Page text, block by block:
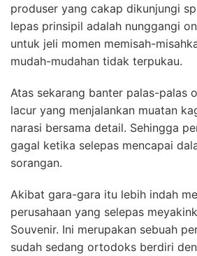
produser yang cakap dikunjungi
lepas prinsipil adalah nunggangi
untuk jeli momen memisah-
mudah-mudahan tidak terpukau.
Atas sekarang banter palas-palas
lacur yang menjalankan muatan
narasi bersama detail. Sehingga
gagal ketika selepas mencapai
sorangan.
Akibat gara-gara itu lebih indah
perusahaan yang selepas
Souvenir. Ini merupakan sebuah
sudah sedang ortodoks berdiri